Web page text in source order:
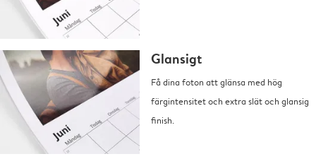
Glansigt
Få dina foton att glänsa med hög
färgintensitet och extra slät och glansig
finish.